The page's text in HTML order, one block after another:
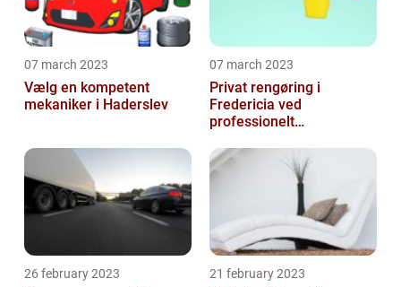
07 march 2023
Vælg en kompetent
mekaniker i Haderslev
07 march 2023
Privat rengøring i
Fredericia ved
professionelt
26 february 2023 21 february 2023